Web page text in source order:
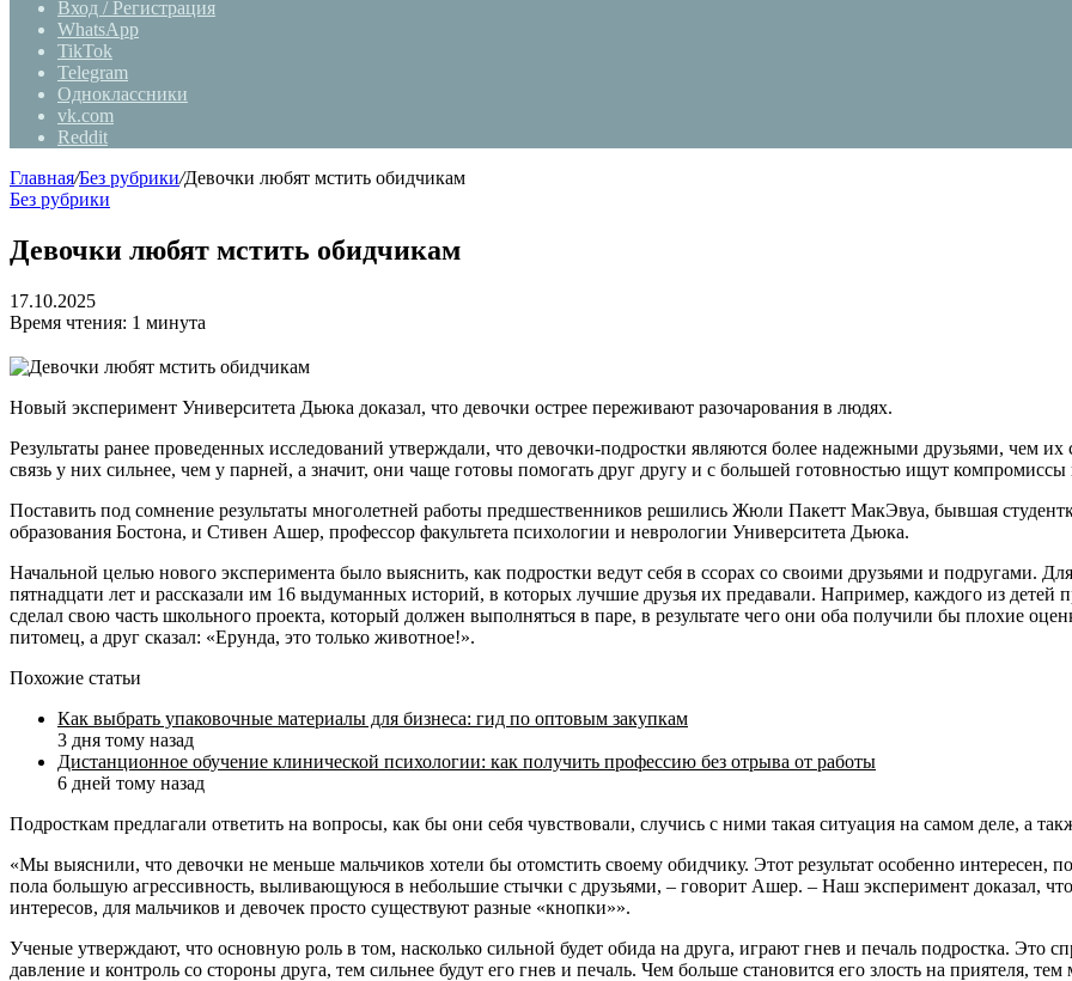
Вход / Регистрация
WhatsApp
TikTok
Telegram
Одноклассники
vk.com
Reddit
Главная/Без рубрики/Девочки любят мстить обидчикам
Без рубрики
Девочки любят мстить обидчикам
17.10.2025
Время чтения: 1 минута
Новый эксперимент Университета Дьюка доказал, что девочки острее переживают разочарования в людях.
Результаты ранее проведенных исследований утверждали, что девочки-подростки являются более надежными друзьями, чем
связь у них сильнее, чем у парней, а значит, они чаще готовы помогать друг другу и с большей готовностью ищут
Поставить под сомнение результаты многолетней работы предшественников решились Жюли Пакетт МакЭвуа, бывшая
образования Бостона, и Стивен Ашер, профессор факультета психологии и неврологии Университета Дьюка.
Начальной целью нового эксперимента было выяснить, как подростки ведут себя в ссорах со своими друзьями и подругами.
пятнадцати лет и рассказали им 16 выдуманных историй, в которых лучшие друзья их предавали. Например, каждого из детей
сделал свою часть школьного проекта, который должен выполняться в паре, в результате чего они оба получили бы плохие
питомец, а друг сказал: «Ерунда, это только животное!».
Похожие статьи
Как выбрать упаковочные материалы для бизнеса: гид по оптовым закупкам
3 дня тому назад
Дистанционное обучение клинической психологии: как получить профессию без отрыва от работы
6 дней тому назад
Подросткам предлагали ответить на вопросы, как бы они себя чувствовали, случись с ними такая ситуация на самом деле, а
«Мы выяснили, что девочки не меньше мальчиков хотели бы отомстить своему обидчику. Этот результат особенно интересен,
пола большую агрессивность, выливающуюся в небольшие стычки с друзьями, – говорит Ашер. – Наш эксперимент доказал,
интересов, для мальчиков и девочек просто существуют разные «кнопки»».
Ученые утверждают, что основную роль в том, насколько сильной будет обида на друга, играют гнев и печаль подростка. Это
давление и контроль со стороны друга, тем сильнее будут его гнев и печаль. Чем больше становится его злость на приятеля,